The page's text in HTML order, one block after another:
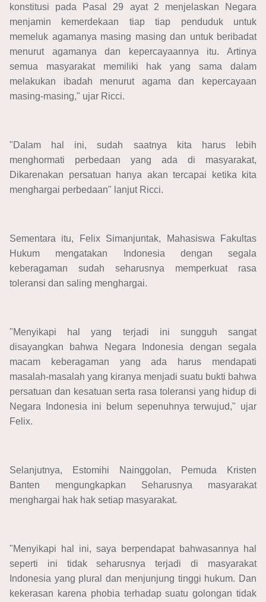
konstitusi pada Pasal 29 ayat 2 menjelaskan Negara
menjamin kemerdekaan tiap tiap penduduk untuk
memeluk agamanya masing masing dan untuk beribadat
menurut agamanya dan kepercayaannya itu. Artinya
semua masyarakat memiliki hak yang sama dalam
melakukan ibadah menurut agama dan kepercayaan
masing-masing," ujar Ricci.
"Dalam hal ini, sudah saatnya kita harus lebih
menghormati perbedaan yang ada di masyarakat,
Dikarenakan persatuan hanya akan tercapai ketika kita
menghargai perbedaan" lanjut Ricci.
Sementara itu, Felix Simanjuntak, Mahasiswa Fakultas
Hukum mengatakan Indonesia dengan segala
keberagaman sudah seharusnya memperkuat rasa
toleransi dan saling menghargai.
"Menyikapi hal yang terjadi ini sungguh sangat
disayangkan bahwa Negara Indonesia dengan segala
macam keberagaman yang ada harus mendapati
masalah-masalah yang kiranya menjadi suatu bukti bahwa
persatuan dan kesatuan serta rasa toleransi yang hidup di
Negara Indonesia ini belum sepenuhnya terwujud," ujar
Felix.
Selanjutnya, Estomihi Nainggolan, Pemuda Kristen
Banten mengungkapkan Seharusnya masyarakat
menghargai hak hak setiap masyarakat.
"Menyikapi hal ini, saya berpendapat bahwasannya hal
seperti ini tidak seharusnya terjadi di masyarakat
Indonesia yang plural dan menjunjung tinggi hukum. Dan
kekerasan karena phobia terhadap suatu golongan tidak